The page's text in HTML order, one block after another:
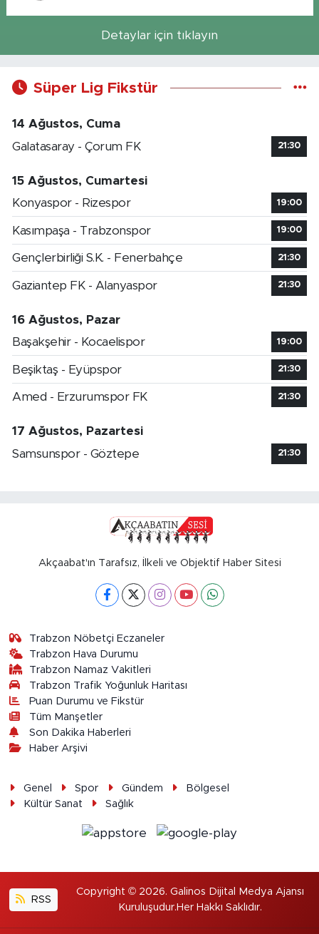
Detaylar için tıklayın
Süper Lig Fikstür
14 Ağustos, Cuma
Galatasaray - Çorum FK
21:30
15 Ağustos, Cumartesi
Konyaspor - Rizespor
19:00
Kasımpaşa - Trabzonspor 19:00
Gençlerbirliği S.K. - Fenerbahçe 21:30
Gaziantep FK - Alanyaspor 21:30
16 Ağustos, Pazar
Başakşehir - Kocaelispor
19:00
Beşiktaş - Eyüpspor 21:30
Amed - Erzurumspor FK 21:30
17 Ağustos, Pazartesi
Samsunspor - Göztepe
21:30
Akçaabat'ın Tarafsız, İlkeli ve Objektif Haber Sitesi
Trabzon Nöbetçi Eczaneler
Trabzon Hava Durumu
Trabzon Namaz Vakitleri
Trabzon Trafik Yoğunluk Haritası
Puan Durumu ve Fikstür
Tüm Manşetler
Son Dakika Haberleri
Haber Arşivi
Genel Spor Gündem
Bölgesel
Kültür Sanat
Sağlık
RSS
Copyright © 2026. Galinos Dijital Medya Ajansı
Kuruluşudur.Her Hakkı Saklıdır.